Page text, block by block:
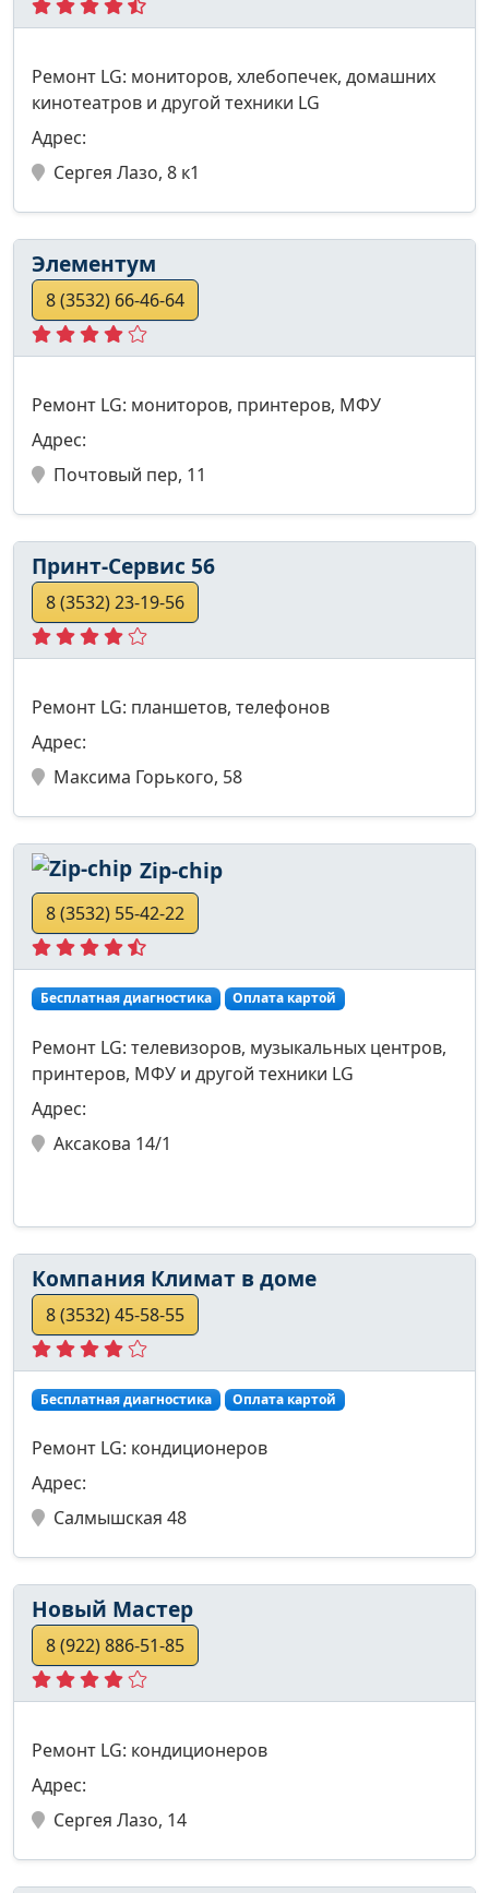
Ремонт LG: мониторов, хлебопечек, домашних
кинотеатров и другой техники LG
Адрес:
Сергея Лазо, 8 к1
Элементум
8 (3532) 66-46-64
Ремонт LG: мониторов, принтеров, МФУ
Адрес:
Почтовый пер, 11
Принт-Сервис 56
8 (3532) 23-19-56
Ремонт LG: планшетов, телефонов
Адрес:
Максима Горького, 58
Zip-chip
8 (3532) 55-42-22
Бесплатная диагностика Оплата картой
Ремонт LG: телевизоров, музыкальных центров,
принтеров, МФУ и другой техники LG
Адрес:
Аксакова 14/1
Компания Климат в доме
8 (3532) 45-58-55
Бесплатная диагностика Оплата картой
Ремонт LG: кондиционеров
Адрес:
Салмышская 48
Новый Мастер
8 (922) 886-51-85
Ремонт LG: кондиционеров
Адрес:
Сергея Лазо, 14